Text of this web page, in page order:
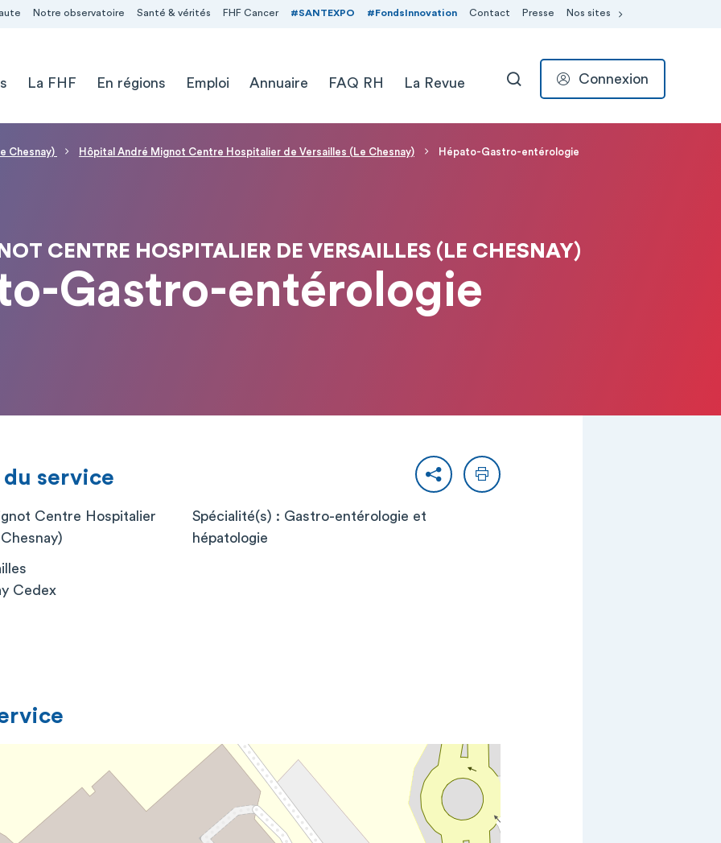
Notre observatoire Santé & vérités FHF Cancer #SANTEXPO #FondsInnovation Contact Presse Nos sites
La FHF En régions Emploi Annuaire FAQ RH La Revue RECHERCHER
Connexion
Chesnay) Hôpital André Mignot Centre Hospitalier de Versailles (Le Chesnay) Hépato-Gastro-entérologie
CENTRE HOSPITALIER DE VERSAILLES (LE CHESNAY)
Gastro-entérologie
PartagerImprimer
service
Centre Hospitalier
Cedex
Spécialité(s) : Gastro-entérologie et
hépatologie